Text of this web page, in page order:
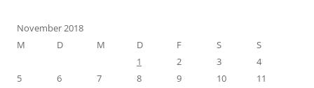
November 2018
M
D M D F S
S
1
2 3
4
5
6 7 8 9 10
11